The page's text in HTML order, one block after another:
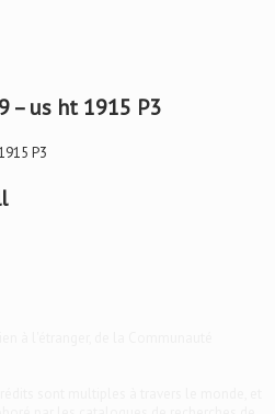
– us ht 1915 P3